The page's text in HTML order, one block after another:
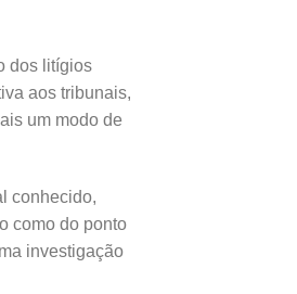
dos litígios
aos tribunais,
um modo de
conhecido,
como do ponto
investigação